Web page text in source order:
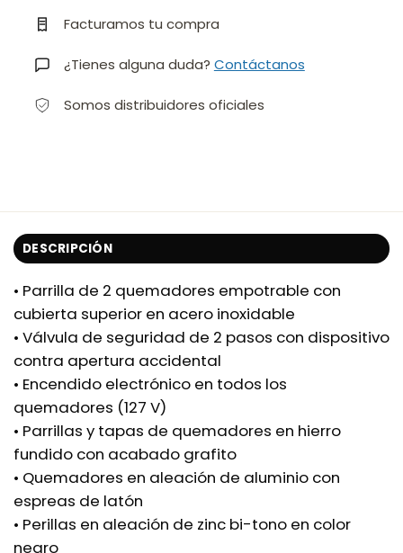
Facturamos tu compra
¿Tienes alguna duda? Contáctanos
Somos distribuidores oficiales
DESCRIPCIÓN
• Parrilla de 2 quemadores empotrable con
cubierta superior en acero inoxidable
• Válvula de seguridad de 2 pasos con dispositivo
contra apertura accidental
• Encendido electrónico en todos los
quemadores (127 V)
• Parrillas y tapas de quemadores en hierro
fundido con acabado grafito
• Quemadores en aleación de aluminio con
espreas de latón
• Perillas en aleación de zinc bi-tono en color
negro